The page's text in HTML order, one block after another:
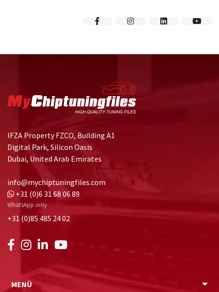
IFZA Property FZCO, Building A1
Digital Park, Silicon Oasis
Dubai, United Arab Emirates
info@mychiptuningfiles.com
+31 (0)6 31 68 06 89
WhatsApp only
+31 (0)85 485 24 02
MENÜ